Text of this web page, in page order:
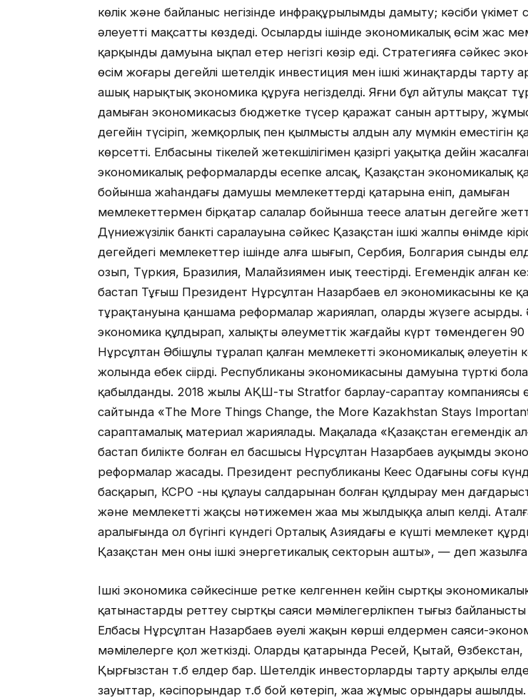
көлік және байланыс негізінде инфрақұрылымды дамыту; кәсіби үкімет
әлеуетті мақсатты көздеді. Осылардың ішінде экономикалық өсім жас
қарқынды дамуына ықпал етер негізгі көзір еді. Стратегияға сәйкес
өсім жоғары деңгейлі шетелдік инвестиция мен ішкі жинақтарды тарту
ашық нарықтық экономика құруға негізделді. Яғни бұл айтулы мақсат
дамыған экономикасыз бюджетке түсер қаражат санын арттыру,
деңгейін түсіріп, жемқорлық пен қылмыстың алдын алу мүмкін еместігін
көрсетті. Елбасының тікелей жетекшілігімен қазіргі уақытқа дейін
экономикалық реформаларды есепке алсақ, Қазақстан экономикалық
бойынша жаһандағы дамушы мемлекеттердің қатарына еніп, дамыған
мемлекеттермен бірқатар салалар бойынша теңесе алатын деңгейге
Дүниежүзілік банктің саралауына сәйкес Қазақстан ішкі жалпы өнімде
деңгейдегі мемлекеттер ішінде алға шығып, Сербия, Болгария сынды
озып, Түркия, Бразилия, Малайзиямен иық теңестірді. Егемендік алған
бастап Тұңғыш Президент Нұрсұлтан Назарбаев ел экономикасының кең
тұрақтануына қаншама реформалар жариялап, оларды жүзеге асырды.
экономика құлдырап, халықтың әлеуметтік жағдайы күрт төмендеген
Нұрсұлтан Әбішұлы тұралап қалған мемлекеттің экономикалық әлеуетін
жолында еңбек сіңірді. Республиканың экономикасының дамуына түрткі
қабылданды. 2018 жылы АҚШ-тың Stratfor барлау-сараптау компаниясы
сайтында «Тhe More Things Change, the More Kazakhstan Stays
сараптамалық материал жариялады. Мақалада «Қазақстан егемендік
бастап билікте болған ел басшысы Нұрсұлтан Назарбаев ауқымды
реформалар жасады. Президент республиканы Кеңес Одағының соңғы
басқарып, КСРО -ның құлауы салдарынан болған құлдырау мен
және мемлекетті жақсы нәтижемен жаңа мың жылдыққа алып келді.
аралығында ол бүгінгі күндегі Орталық Азиядағы ең күшті мемлекет
Қазақстан мен оның ішкі энергетикалық секторын ашты», — деп
Ішкі экономика сәйкесінше ретке келгеннен кейін сыртқы
қатынастарды реттеу сыртқы саяси мәмілегерлікпен тығыз
Елбасы Нұрсұлтан Назарбаев әуелі жақын көрші елдермен саяси-
мәмілелерге қол жеткізді. Олардың қатарында Ресей, Қытай, Өзбекстан,
Қырғызстан т.б елдер бар. Шетелдік инвесторларды тарту арқылы елде
зауыттар, кәсіпорындар т.б бой көтеріп, жаңа жұмыс орындары